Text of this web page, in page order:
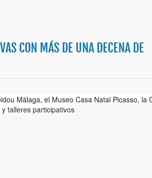
CON MÁS DE UNA DECENA DE
Málaga, el Museo Casa Natal Picasso, la
talleres participativos